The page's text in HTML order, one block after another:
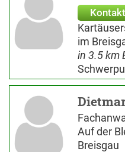
Kontakt
im
in 3.5 km
Auf der
Breisgau